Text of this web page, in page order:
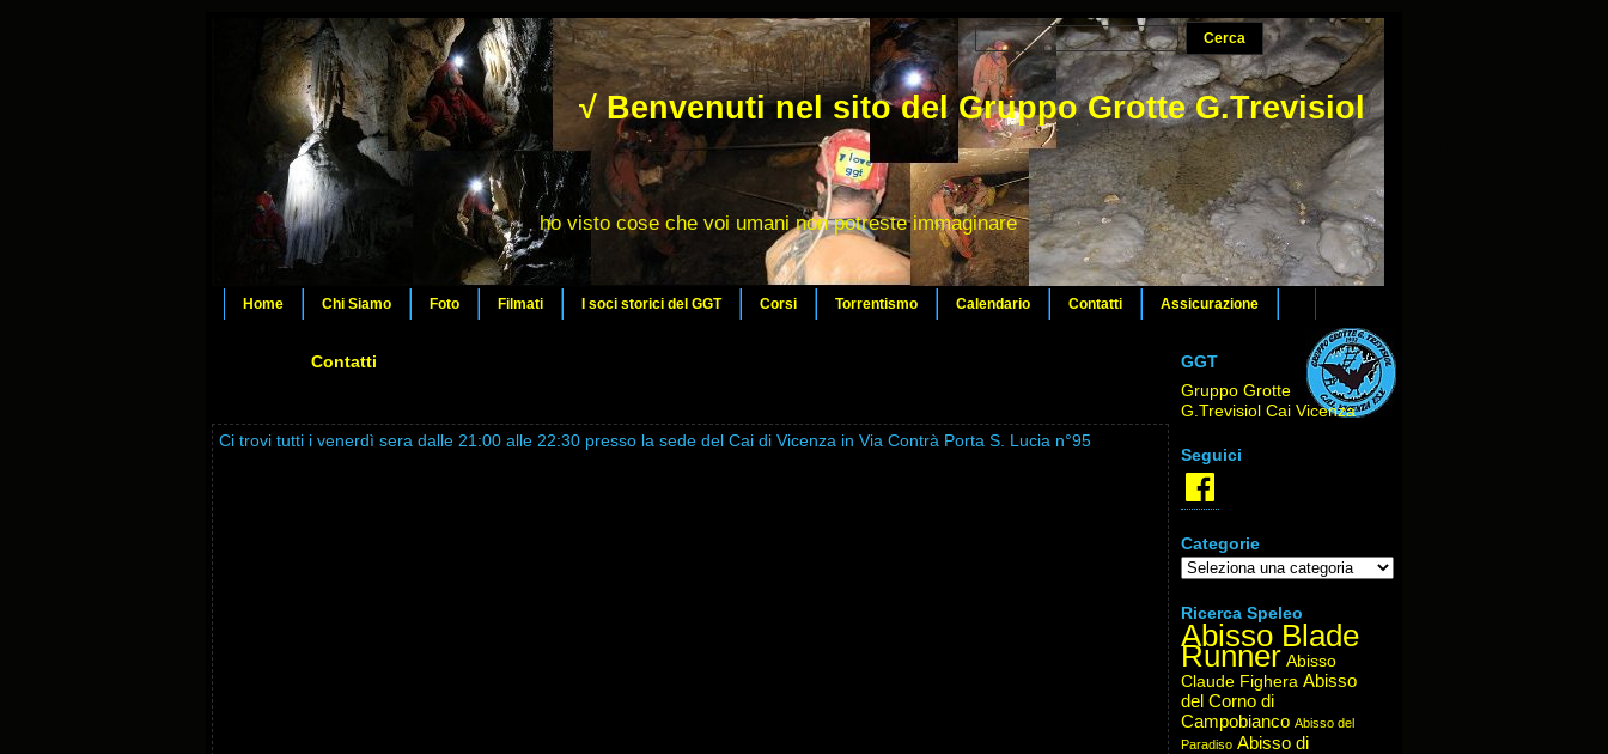
√ Benvenuti nel sito del Gruppo Grotte G.Trevisiol
ho visto cose che voi umani non potreste immaginare
Home Chi Siamo Foto Filmati I soci storici del GGT Corsi Torrentismo Calendario Contatti Assicurazione
Contatti
Ci trovi tutti i venerdì sera dalle 21:00 alle 22:30 presso la sede del Cai di Vicenza in Via Contrà Porta S. Lucia n°95
GGT
Gruppo Grotte
G.Trevisiol Cai Vicenza
Seguici
Facebook
Categorie
Categorie
Ricerca Speleo
Abisso Blade
Runner Abisso
Claude Fighera Abisso
del Corno di
Campobianco Abisso del
Paradiso Abisso di